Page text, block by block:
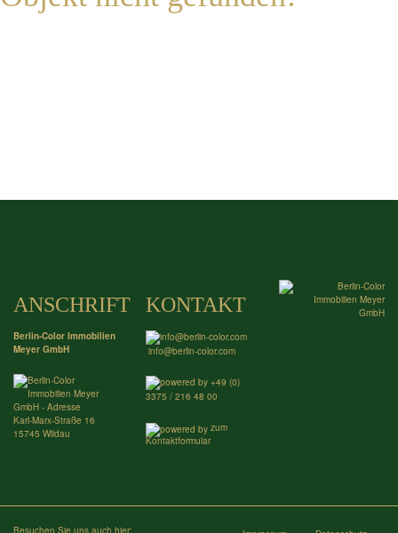
ANSCHRIFT
Berlin-Color Immobilien
Meyer GmbH
Karl-Marx-Straße 16
15745 Wildau
KONTAKT
info@berlin-color.com
+49 (0)
3375 / 216 48 00
zum
Kontaktformular
Besuchen Sie uns auch hier: